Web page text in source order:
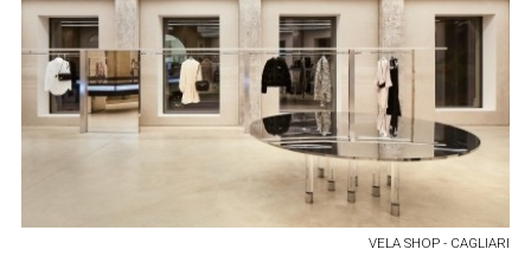
VELA SHOP - CAGLIARI